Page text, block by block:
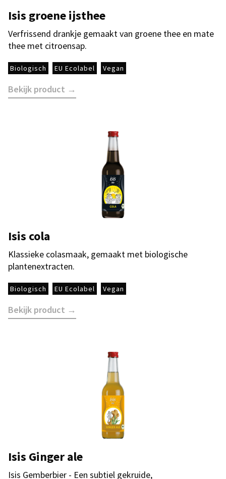
Isis groene ijsthee
Verfrissend drankje gemaakt van groene thee en mate
thee met citroensap.
Biologisch EU Ecolabel Vegan
Bekijk product →
Isis cola
Klassieke colasmaak, gemaakt met biologische
plantenextracten.
Biologisch EU Ecolabel Vegan
Bekijk product →
Isis Ginger ale
Isis Gemberbier - Een subtiel gekruide,